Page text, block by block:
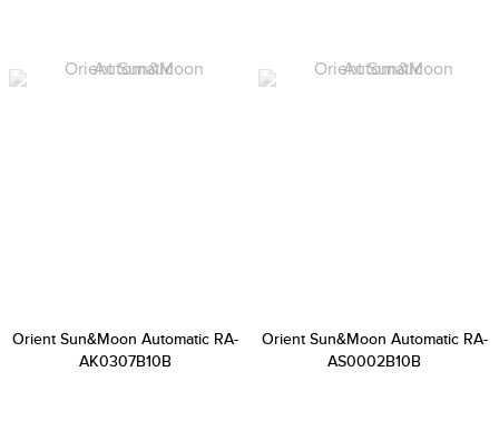
Orient Sun&Moon Automatic RA-
AK0307B10B
Orient Sun&Moon Automatic RA-
AS0002B10B